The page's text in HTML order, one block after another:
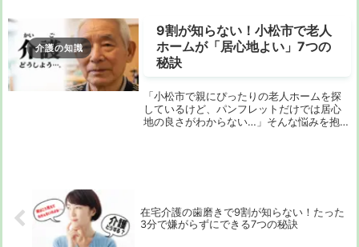
介護の知識
9割が知らない！小松市で老人
ホームが「居心地よい」7つの
秘訣
「小松市で親にぴったりの老人ホームを探
しているけど、パンフレットだけでは居心
地の良さがわからない…」そんな悩みを抱え
在宅介護の歯磨きで9割が知らない！たった
3分で嫌がらずにできる7つの秘訣